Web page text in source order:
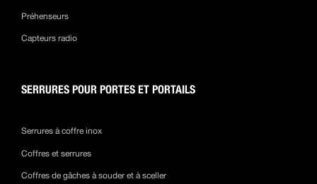
Préhenseurs
Capteurs radio
SERRURES POUR PORTES ET PORTAILS
Serrures à coffre inox
Coffres et serrures
Coffres de gâches à souder et à sceller